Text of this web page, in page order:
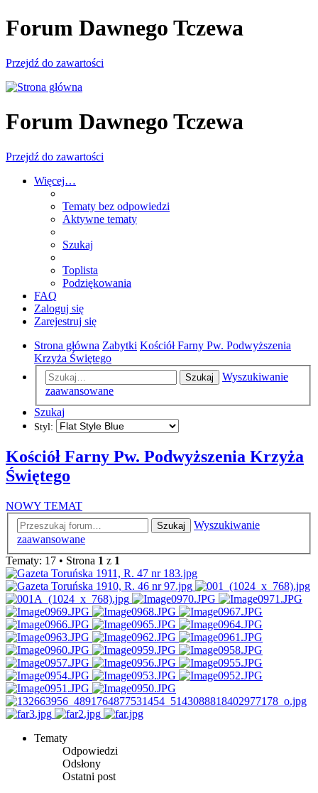
Forum Dawnego Tczewa
Przejdź do zawartości
Forum Dawnego Tczewa
Przejdź do zawartości
Więcej…
Tematy bez odpowiedzi
Aktywne tematy
Szukaj
Toplista
Podziękowania
FAQ
Zaloguj się
Zarejestruj się
Strona główna Zabytki Kościół Farny Pw. Podwyższenia
Krzyża Świętego
Szukaj
Wyszukiwanie
zaawansowane
Szukaj
Styl:
Kościół Farny Pw. Podwyższenia Krzyża
Świętego
NOWY TEMAT
Szukaj
Wyszukiwanie
zaawansowane
Tematy: 17 • Strona 1 z 1
Tematy
Odpowiedzi
Odsłony
Ostatni post